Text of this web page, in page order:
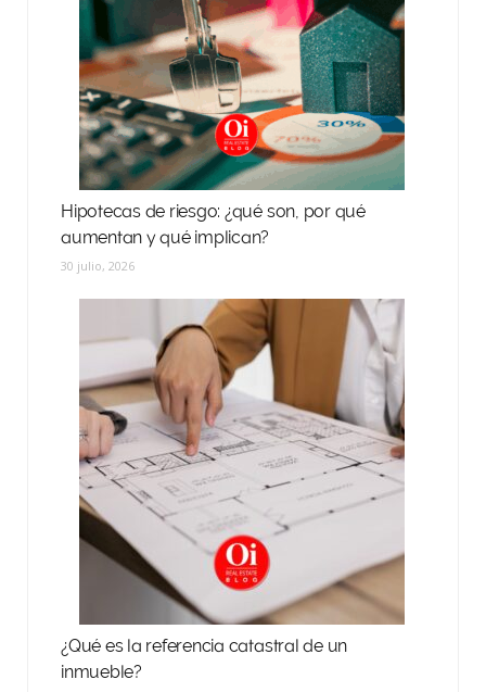
Hipotecas de riesgo: ¿qué son, por qué
aumentan y qué implican?
30 julio, 2026
¿Qué es la referencia catastral de un
inmueble?